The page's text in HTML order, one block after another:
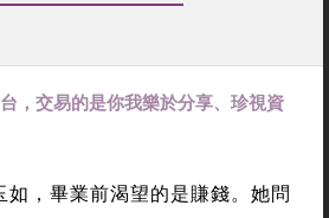
，交易的是你我樂於分享、珍視資
如，畢業前渴望的是賺錢。她問